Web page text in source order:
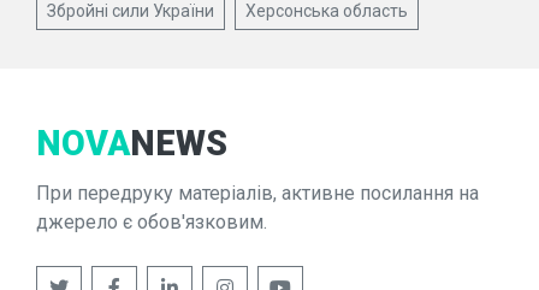
Збройні сили України Херсонська область
NOVANEWS
При передруку матеріалів, активне посилання на
джерело є обов'язковим.